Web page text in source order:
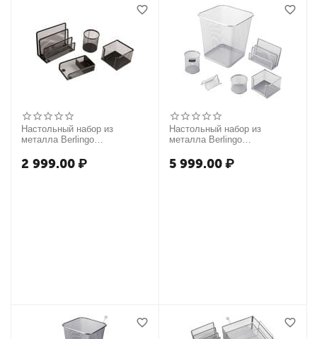
Настольный набор из
металла Berlingo
черный
2 999.00₽
Настольный набор из
металла Berlingo
корзиной, серебристый
5 999.00₽